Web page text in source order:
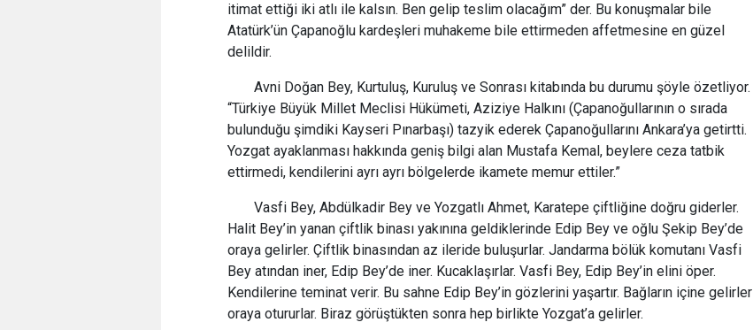
itimat ettiği iki atlı ile kalsın. Ben gelip teslim olacağım” der. Bu konuşmalar bile
Atatürk’ün Çapanoğlu kardeşleri muhakeme bile ettirmeden affetmesine en güzel
delildir.
Avni Doğan Bey, Kurtuluş, Kuruluş ve Sonrası kitabında bu durumu şöyle özetliyor.
“Türkiye Büyük Millet Meclisi Hükümeti, Aziziye Halkını (Çapanoğullarının o sırada
bulunduğu şimdiki Kayseri Pınarbaşı) tazyik ederek Çapanoğullarını Ankara’ya getirtti.
Yozgat ayaklanması hakkında geniş bilgi alan Mustafa Kemal, beylere ceza tatbik
ettirmedi, kendilerini ayrı ayrı bölgelerde ikamete memur ettiler.”
Vasfi Bey, Abdülkadir Bey ve Yozgatlı Ahmet, Karatepe çiftliğine doğru giderler.
Halit Bey’in yanan çiftlik binası yakınına geldiklerinde Edip Bey ve oğlu Şekip Bey’de
oraya gelirler. Çiftlik binasından az ileride buluşurlar. Jandarma bölük komutanı Vasfi
Bey atından iner, Edip Bey’de iner. Kucaklaşırlar. Vasfi Bey, Edip Bey’in elini öper.
Kendilerine teminat verir. Bu sahne Edip Bey’in gözlerini yaşartır. Bağların içine gelirler
oraya otururlar. Biraz görüştükten sonra hep birlikte Yozgat’a gelirler.